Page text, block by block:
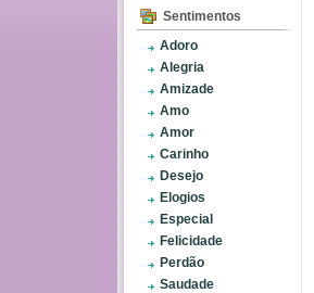
Sentimentos
Adoro
Alegria
Amizade
Amo
Amor
Carinho
Desejo
Elogios
Especial
Felicidade
Perdão
Saudade